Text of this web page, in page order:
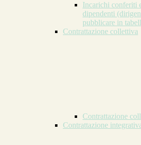
Incarichi conferiti
dipendenti
pubblicare in
Contrattazione collettiva
Contrattazione
Contrattazione